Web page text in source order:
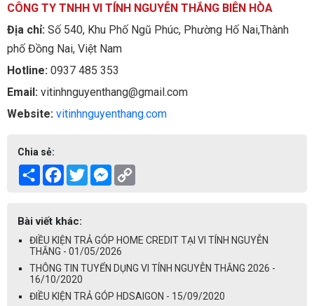
CÔNG TY TNHH VI TÍNH NGUYỄN THẮNG BIÊN HÒA
Địa chỉ: Số 540, Khu Phố Ngũ Phúc, Phường Hố Nai,Thành
phố Đồng Nai, Việt Nam
Hotline: 0937 485 353
Email: vitinhnguyenthang@gmail.com
Website: vitinhnguyenthang.com
Chia sẻ:
Share Facebook
TwitterMessenger
Bài viết khác:
ĐIỀU KIỆN TRẢ GÓP HOME CREDIT TẠI VI TÍNH NGUYỄN
THẮNG - 01/05/2026
THÔNG TIN TUYỂN DỤNG VI TÍNH NGUYỄN THẮNG 2026 -
16/10/2020
ĐIỀU KIỆN TRẢ GÓP HDSAIGON - 15/09/2020